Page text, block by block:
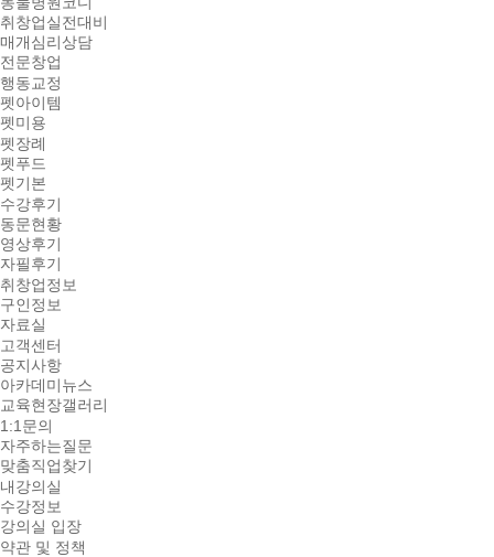
취창업실전대비
매개심리상담
전문창업
행동교정
펫아이템
펫미용
펫장례
펫푸드
펫기본
수강후기
동문현황
영상후기
자필후기
취창업정보
구인정보
자료실
고객센터
공지사항
아카데미뉴스
교육현장갤러리
1:1문의
자주하는질문
맞춤직업찾기
내강의실
수강정보
강의실 입장
약관 및 정책